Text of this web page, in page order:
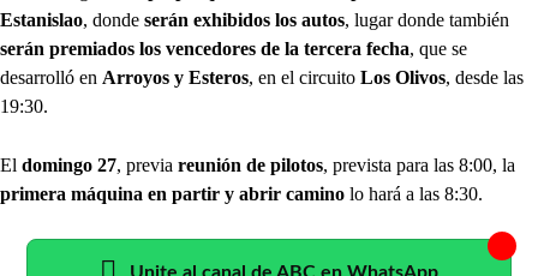
Estanislao, donde serán exhibidos los autos, lugar donde también
serán premiados los vencedores de la tercera fecha, que se
desarrolló en Arroyos y Esteros, en el circuito Los Olivos, desde las
19:30.
El domingo 27, previa reunión de pilotos, prevista para las 8:00, la
primera máquina en partir y abrir camino lo hará a las 8:30.
Unite al canal de ABC en WhatsApp